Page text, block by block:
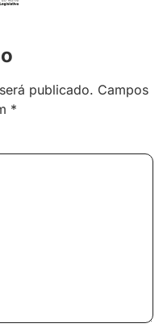
publicado. Campos
*